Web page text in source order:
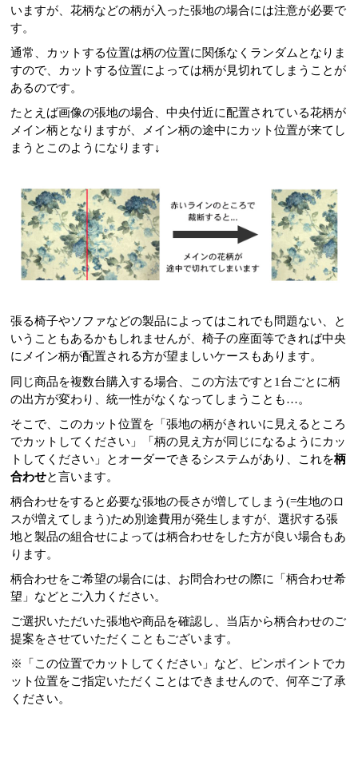
いますが、花柄などの柄が入った張地の場合には注意が必要で
す。
通常、カットする位置は柄の位置に関係なくランダムとなりま
すので、カットする位置によっては柄が見切れてしまうことが
あるのです。
たとえば画像の張地の場合、中央付近に配置されている花柄が
メイン柄となりますが、メイン柄の途中にカット位置が来てし
まうとこのようになります↓
張る椅子やソファなどの製品によってはこれでも問題ない、と
いうこともあるかもしれませんが、椅子の座面等できれば中央
にメイン柄が配置される方が望ましいケースもあります。
同じ商品を複数台購入する場合、この方法ですと1台ごとに柄
の出方が変わり、統一性がなくなってしまうことも…。
そこで、このカット位置を「張地の柄がきれいに見えるところ
でカットしてください」「柄の見え方が同じになるようにカッ
トしてください」とオーダーできるシステムがあり、これを柄
合わせと言います。
柄合わせをすると必要な張地の長さが増してしまう(=生地のロ
スが増えてしまう)ため別途費用が発生しますが、選択する張
地と製品の組合せによっては柄合わせをした方が良い場合もあ
ります。
柄合わせをご希望の場合には、お問合わせの際に「柄合わせ希
望」などとご入力ください。
ご選択いただいた張地や商品を確認し、当店から柄合わせのご
提案をさせていただくこともございます。
※「この位置でカットしてください」など、ピンポイントでカ
ット位置をご指定いただくことはできませんので、何卒ご了承
ください。